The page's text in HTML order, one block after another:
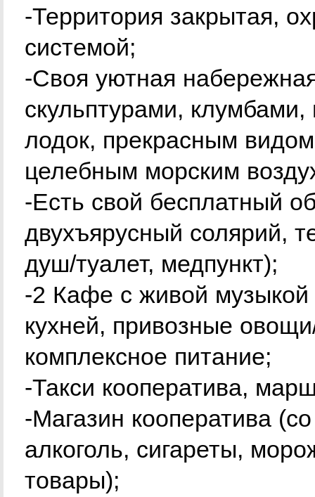
-Территория закрытая,
системой;
-Своя уютная
скульптурами,
лодок, прекрасным
целебным морским
-Есть свой бесплатный
двухъярусный солярий,
душ/туалет, медпункт);
-2 Кафе с живой музыкой
кухней, привозные
комплексное питание;
-Такси кооператива,
-Магазин кооператива
алкоголь, сигареты,
товары);